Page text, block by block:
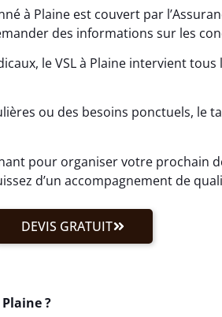
à Plaine est couvert par
des informations sur les
le VSL à Plaine intervient
ou des besoins ponctuels, le
pour organiser votre prochain
d’un accompagnement de
DEVIS GRATUIT
Plaine ?